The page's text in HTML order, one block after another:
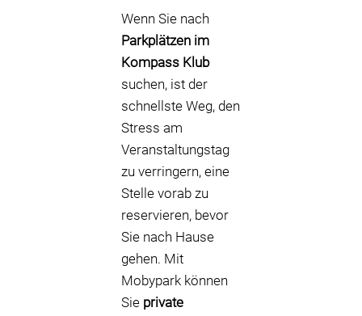
Wenn Sie nach
Parkplätzen im
Kompass Klub
suchen, ist der
schnellste Weg, den
Stress am
Veranstaltungstag
zu verringern, eine
Stelle vorab zu
reservieren, bevor
Sie nach Hause
gehen. Mit
Mobypark können
Sie private